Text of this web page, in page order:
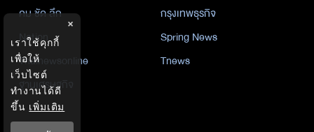
คม ชัด ลึก
กรุงเทพธุรกิจ
Nation
Spring News
Thainewsonline
Tnews
ฐานเศรษฐกิจ
×
เราใช้คุกกี้
เพื่อให้
เว็บไซต์
ทำงานได้ดี
ขึ้น เพิ่มเติม